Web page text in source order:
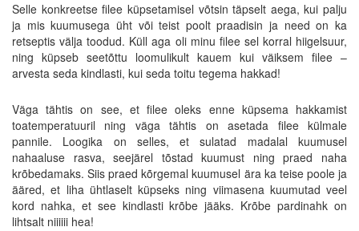
Selle konkreetse filee küpsetamisel võtsin täpselt aega, kui palju
ja mis kuumusega üht või teist poolt praadisin ja need on ka
retseptis välja toodud. Küll aga oli minu filee sel korral hiigelsuur,
ning küpseb seetõttu loomulikult kauem kui väiksem filee –
arvesta seda kindlasti, kui seda toitu tegema hakkad!
Väga tähtis on see, et filee oleks enne küpsema hakkamist
toatemperatuuril ning väga tähtis on asetada filee külmale
pannile. Loogika on selles, et sulatad madalal kuumusel
nahaaluse rasva, seejärel tõstad kuumust ning praed naha
krõbedamaks. Siis praed kõrgemal kuumusel ära ka teise poole ja
ääred, et liha ühtlaselt küpseks ning viimasena kuumutad veel
kord nahka, et see kindlasti krõbe jääks. Krõbe pardinahk on
lihtsalt niiiiii hea!